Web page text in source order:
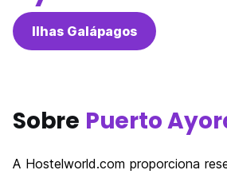
Ilhas Galápagos
Sobre Puerto
A Hostelworld.com proporciona